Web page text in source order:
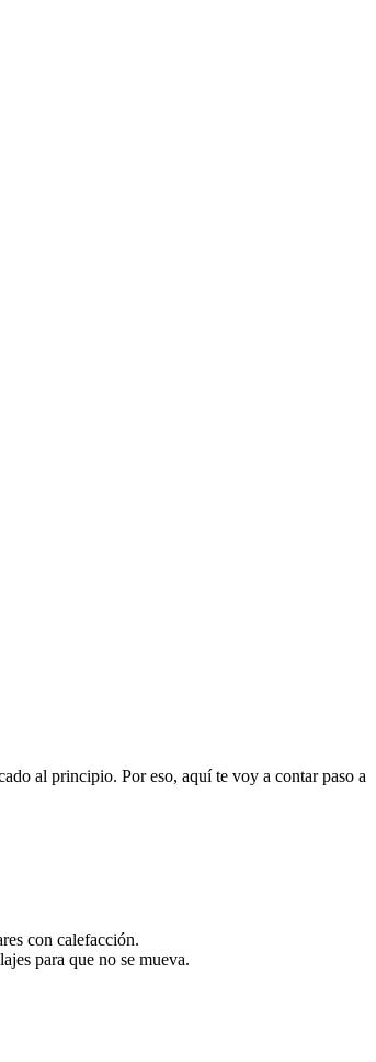
al principio. Por eso, aquí te voy a contar paso a
con calefacción.
para que no se mueva.